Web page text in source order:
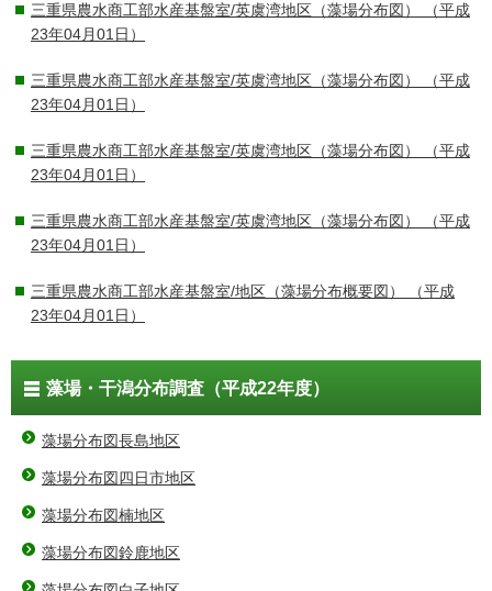
三重県農水商工部水産基盤室/英虞湾地区（藻場分布図）
（平成
23年04月01日）
三重県農水商工部水産基盤室/英虞湾地区（藻場分布図）
（平成
23年04月01日）
三重県農水商工部水産基盤室/英虞湾地区（藻場分布図）
（平成
23年04月01日）
三重県農水商工部水産基盤室/英虞湾地区（藻場分布図）
（平成
23年04月01日）
三重県農水商工部水産基盤室/地区（藻場分布概要図）
（平成
23年04月01日）
藻場・干潟分布調査（平成22年度）
藻場分布図長島地区
藻場分布図四日市地区
藻場分布図楠地区
藻場分布図鈴鹿地区